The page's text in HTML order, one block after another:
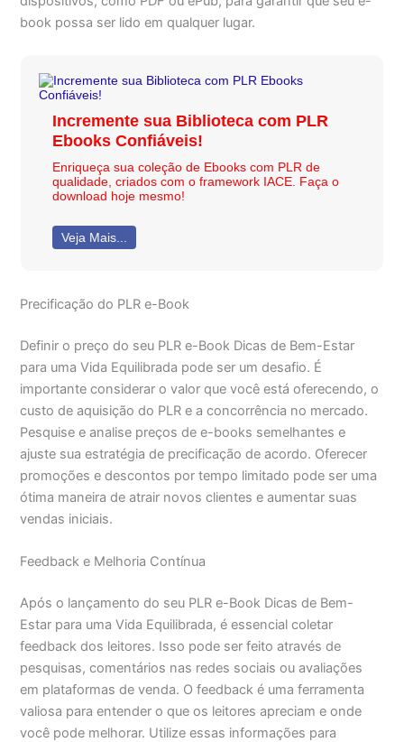
book possa ser lido em qualquer lugar.
Incremente sua Biblioteca com PLR
Ebooks Confiáveis!
Enriqueça sua coleção de Ebooks com PLR de
qualidade, criados com o framework IACE. Faça o
download hoje mesmo!
Veja Mais...
Precificação do PLR e-Book
Definir o preço do seu PLR e-Book Dicas de Bem-Estar
para uma Vida Equilibrada pode ser um desafio. É
importante considerar o valor que você está oferecendo, o
custo de aquisição do PLR e a concorrência no mercado.
Pesquise e analise preços de e-books semelhantes e
ajuste sua estratégia de precificação de acordo. Oferecer
promoções e descontos por tempo limitado pode ser uma
ótima maneira de atrair novos clientes e aumentar suas
vendas iniciais.
Feedback e Melhoria Contínua
Após o lançamento do seu PLR e-Book Dicas de Bem-
Estar para uma Vida Equilibrada, é essencial coletar
feedback dos leitores. Isso pode ser feito através de
pesquisas, comentários nas redes sociais ou avaliações
em plataformas de venda. O feedback é uma ferramenta
valiosa para entender o que os leitores apreciam e onde
você pode melhorar. Utilize essas informações para